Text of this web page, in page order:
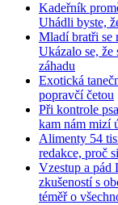
Kadeřník
Uhádli byste,
Mladí bratři se
Ukázalo se,
záhadu
Exotická
popravčí četou
Při kontrole
kam nám mizí
Alimenty 54
redakce, proč
Vzestup a pád
zkušeností s
téměř o